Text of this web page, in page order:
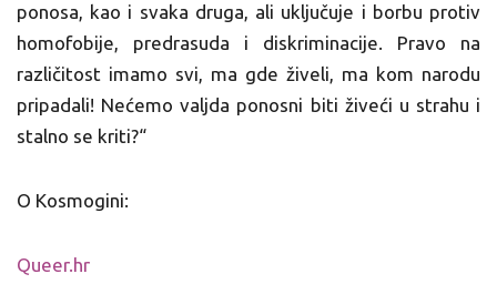
ponosa, kao i svaka druga, ali uključuje i borbu protiv
homofobije, predrasuda i diskriminacije. Pravo na
različitost imamo svi, ma gde živeli, ma kom narodu
pripadali! Nećemo valjda ponosni biti živeći u strahu i
stalno se kriti?“
O Kosmogini:
Queer.hr